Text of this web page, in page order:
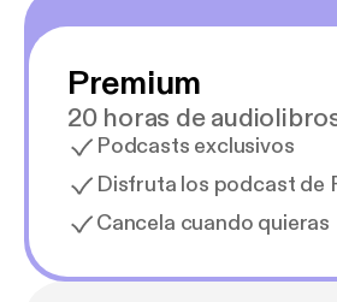
Premium
20 horas de
Podcasts exclusivos
Disfruta los podcast de
Cancela cuando quieras